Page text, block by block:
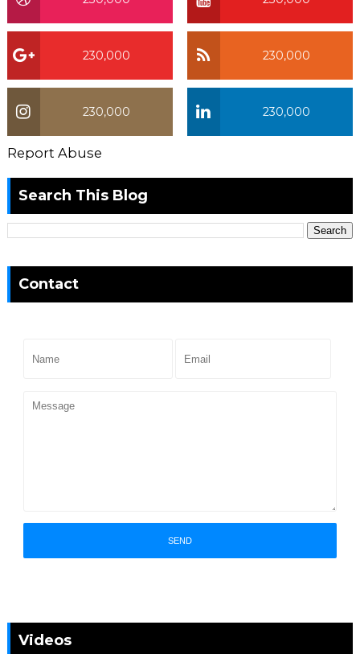
230,000
230,000
230,000
230,000
Report Abuse
Search This Blog
Contact
Videos